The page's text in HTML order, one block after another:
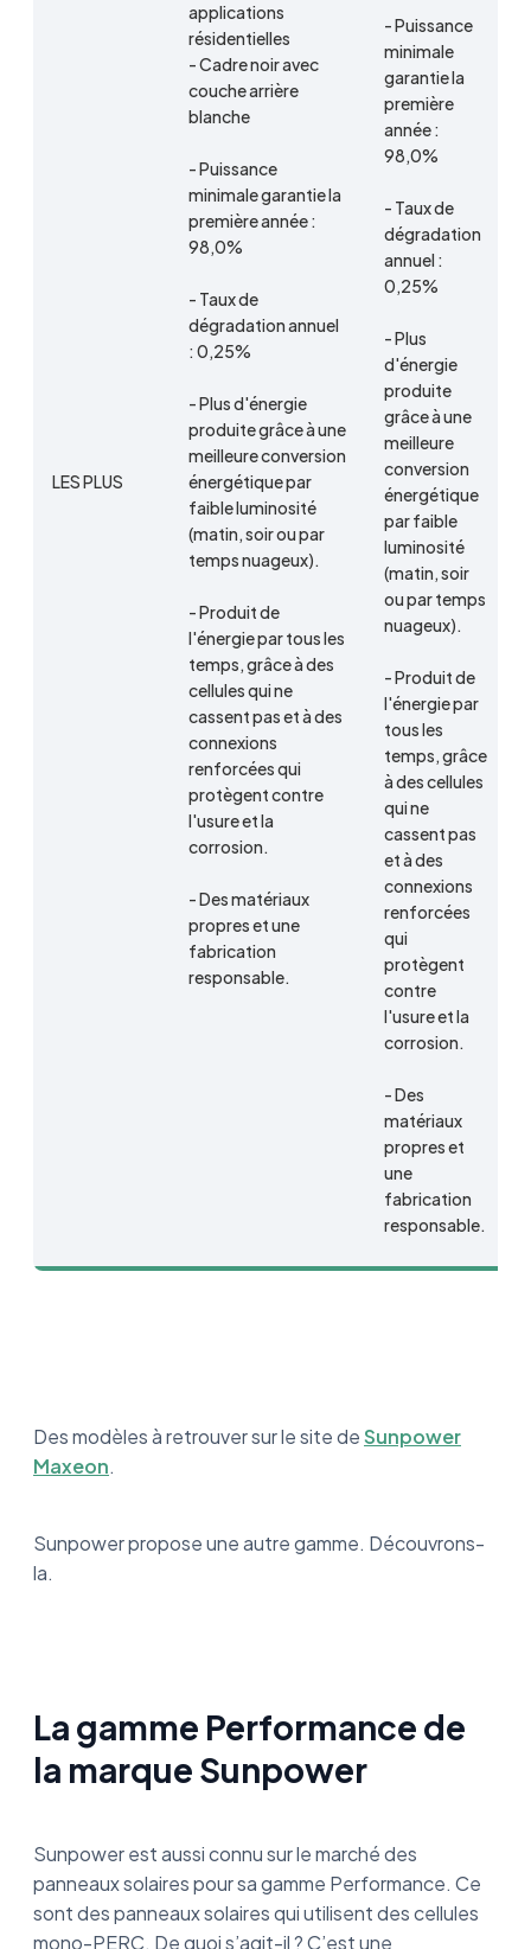
LES PLUS
applications
résidentielles
- Cadre noir avec
couche arrière
blanche
- Puissance
minimale garantie la
première année :
98,0%
- Taux de
dégradation annuel
: 0,25%
- Plus d'énergie
produite grâce à une
meilleure conversion
énergétique par
faible luminosité
(matin, soir ou par
temps nuageux).
- Produit de
l'énergie par tous les
temps, grâce à des
cellules qui ne
cassent pas et à des
connexions
renforcées qui
protègent contre
l'usure et la
corrosion.
- Des matériaux
propres et une
fabrication
responsable.
- Puissance
minimale
garantie la
première
année :
98,0%
- Taux de
dégradation
annuel :
0,25%
- Plus
d'énergie
produite
grâce à une
meilleure
conversion
énergétique
par faible
luminosité
(matin, soir
ou par temps
nuageux).
- Produit de
l'énergie par
tous les
temps, grâce
à des cellules
qui ne
cassent pas
et à des
connexions
renforcées
qui
protègent
contre
l'usure et la
corrosion.
- Des
matériaux
propres et
une
fabrication
responsable.
Des modèles à retrouver sur le site deSunpower
Maxeon.
Sunpower propose une autre gamme. Découvrons-
la.
La gamme Performance de
la marque Sunpower
Sunpower est aussi connu sur le marché des
panneaux solaires pour sa gamme Performance. Ce
sont des panneaux solaires qui utilisent des cellules
mono-PERC. De quoi s’agit-il ? C’est une